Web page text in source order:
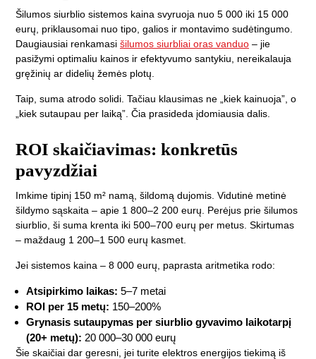
Šilumos siurblio sistemos kaina svyruoja nuo 5 000 iki 15 000
eurų, priklausomai nuo tipo, galios ir montavimo sudėtingumo.
Daugiausiai renkamasi šilumos siurbliai oras vanduo – jie
pasižymi optimaliu kainos ir efektyvumo santykiu, nereikalauja
gręžinių ar didelių žemės plotų.
Taip, suma atrodo solidi. Tačiau klausimas ne „kiek kainuoja”, o
„kiek sutaupau per laiką”. Čia prasideda įdomiausia dalis.
ROI skaičiavimas: konkretūs
pavyzdžiai
Imkime tipinį 150 m² namą, šildomą dujomis. Vidutinė metinė
šildymo sąskaita – apie 1 800–2 200 eurų. Perėjus prie šilumos
siurblio, ši suma krenta iki 500–700 eurų per metus. Skirtumas
– maždaug 1 200–1 500 eurų kasmet.
Jei sistemos kaina – 8 000 eurų, paprasta aritmetika rodo:
Atsipirkimo laikas: 5–7 metai
ROI per 15 metų: 150–200%
Grynasis sutaupymas per siurblio gyvavimo laikotarpį
(20+ metų): 20 000–30 000 eurų
Šie skaičiai dar geresni, jei turite elektros energijos tiekimą iš